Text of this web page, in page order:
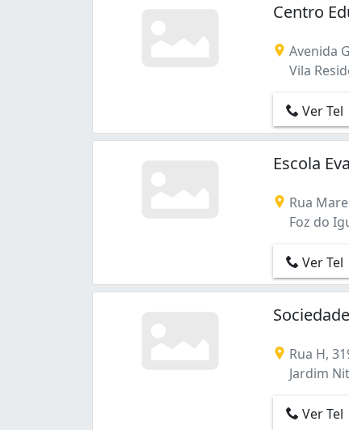
Centro
Avenida
Vila
Ver Tel
Escola
Rua
Foz do
Ver Tel
Rua H,
Jardim
Ver Tel